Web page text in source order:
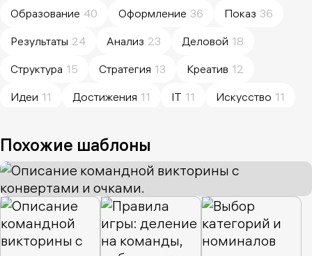
Образование 40 Оформление 36 Показ 36
Результаты 24 Анализ 23 Деловой 18
Структура 15 Стратегия 13 Креатив 12
Идеи 11 Достижения 11 IT 11 Искусство 11
Визуализация 10 Команда
Сторителлинг Разработка
Технологии 7 Планирование Клиенты
Культура 6 Картинки 6 Данные 6 Студенты
Похожие шаблоны